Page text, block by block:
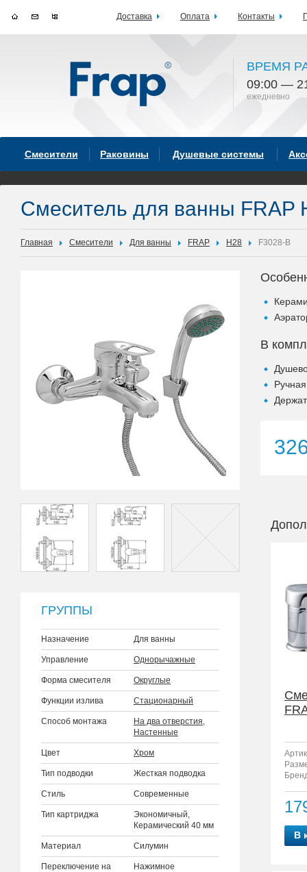
ВРЕМЯ
09:00 —
ежедневно
Смесители Раковины Душевые системы
Смеситель для ванны FRAP
Главная Смесители Для ванны FRAP H28 F3028-B
ГРУППЫ
Назначение Для ванны
Управление Однорычажные
Форма смесителя Округлые
Функции излива Стационарный
Способ монтажа На два отверстия,
Настенные
Цвет Хром
Тип подводки Жесткая подводка
Стиль Современные
Тип картриджа
Экономичный,
Керамический 40 мм
Материал Силумин
Переключение на
Нажимное
В
В
Доставка Оплата Контакты